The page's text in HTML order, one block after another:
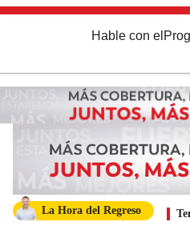
Hable con el
La Hora del Regreso